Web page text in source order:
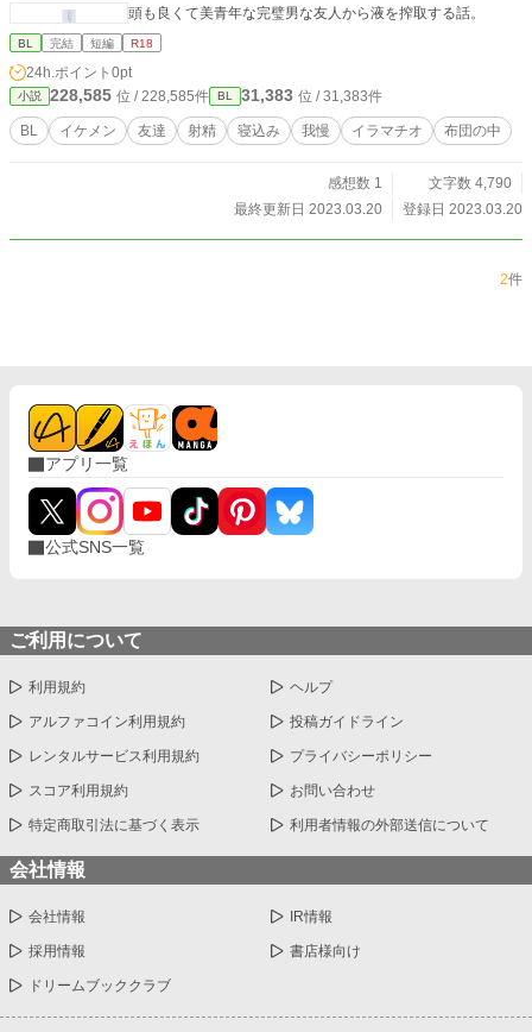
頭も良くて美青年な完璧男な友人から液を搾取する話。
BL 完結 短編 R18
24h.ポイント 0pt
小説 228,585 位 / 228,585件 BL 31,383 位 / 31,383件
BL イケメン 友達 射精 寝込み 我慢 イラマチオ 布団の中
感想数 1
文字数 4,790
最終更新日 2023.03.20
登録日 2023.03.20
2件
アプリ一覧
公式SNS一覧
ご利用について
利用規約 ヘルプ
アルファコイン利用規約 投稿ガイドライン
レンタルサービス利用規約 プライバシーポリシー
スコア利用規約 お問い合わせ
特定商取引法に基づく表示 利用者情報の外部送信について
会社情報
会社情報 IR情報
採用情報 書店様向け
ドリームブッククラブ